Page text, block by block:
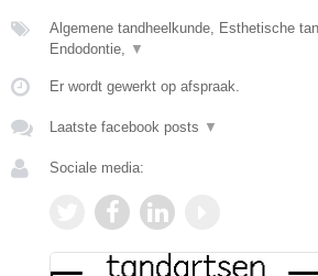
Algemene tandheelkunde, Esthetische
Endodontie, ▼
Er wordt gewerkt op afspraak.
Laatste facebook posts ▼
Sociale media: